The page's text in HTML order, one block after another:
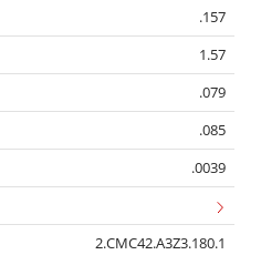
.157
1.57
.079
.085
.0039
2.CMC42.A3Z3.180.1